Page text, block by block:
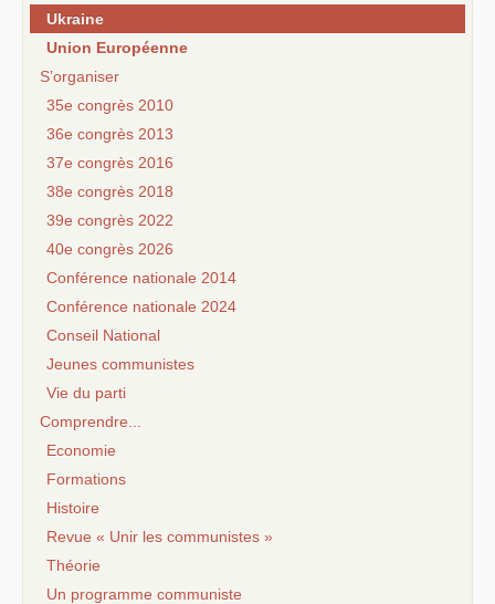
Ukraine
Union Européenne
S’organiser
35e congrès 2010
36e congrès 2013
37e congrès 2016
38e congrès 2018
39e congrès 2022
40e congrès 2026
Conférence nationale 2014
Conférence nationale 2024
Conseil National
Jeunes communistes
Vie du parti
Comprendre...
Economie
Formations
Histoire
Revue « Unir les communistes »
Théorie
Un programme communiste